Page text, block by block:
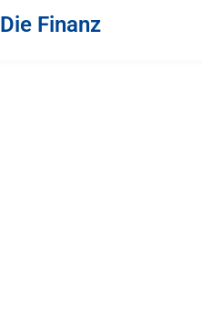
Die Finanz